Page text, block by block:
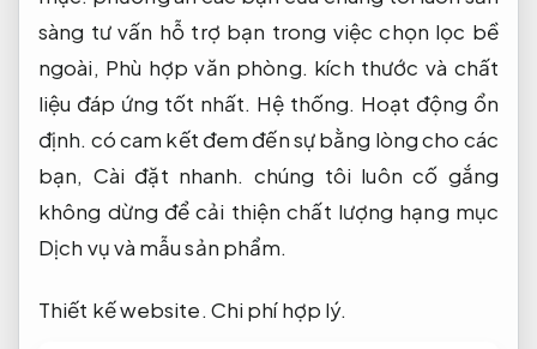
sàng tư vấn hỗ trợ bạn trong việc chọn lọc bề
ngoài, Phù hợp văn phòng. kích thước và chất
liệu đáp ứng tốt nhất. Hệ thống. Hoạt động ổn
định. có cam kết đem đến sự bằng lòng cho các
bạn, Cài đặt nhanh. chúng tôi luôn cố gắng
không dừng để cải thiện chất lượng hạng mục
Dịch vụ và mẫu sản phẩm.
Thiết kế website. Chi phí hợp lý.